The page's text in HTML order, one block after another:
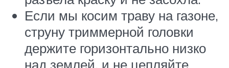
Если мы косим траву на газоне,
струну триммерной головки
держите горизонтально низко
над землей, и не цепляйте